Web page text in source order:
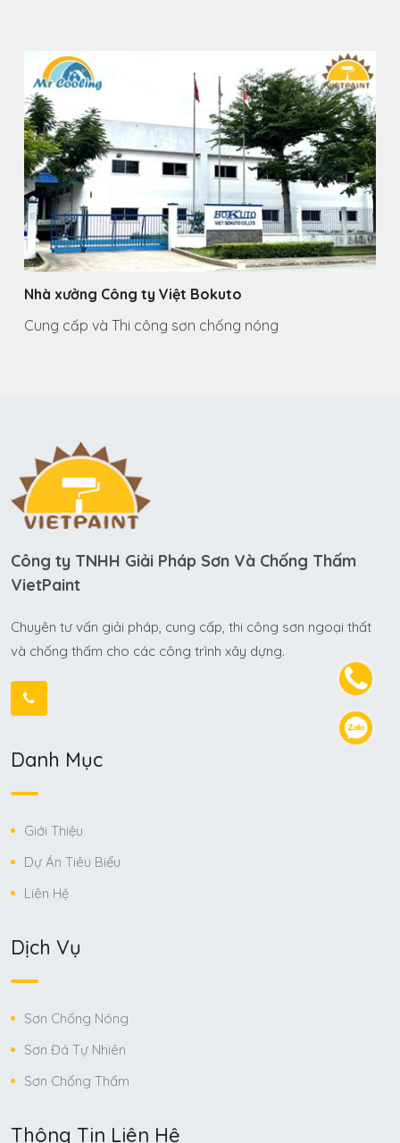
Nhà xưởng Công ty Việt Bokuto
Cung cấp và Thi công sơn chống nóng
Công ty TNHH Giải Pháp Sơn Và Chống Thấm
VietPaint
Chuyên tư vấn giải pháp, cung cấp, thi công sơn ngoại thất
và chống thấm cho các công trình xây dựng.
Danh Mục
Giới Thiệu
Dự Án Tiêu Biểu
Liên Hệ
Dịch Vụ
Sơn Chống Nóng
Sơn Đá Tự Nhiên
Sơn Chống Thấm
Thông Tin Liên Hệ